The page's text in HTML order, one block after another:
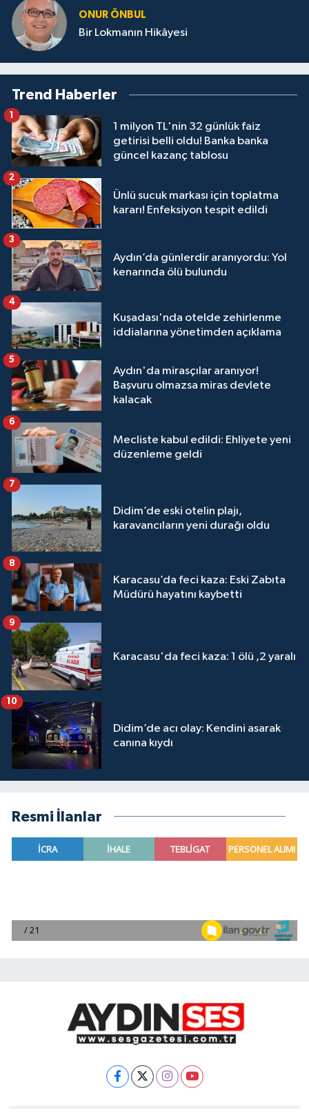
ONUR ÖNBUL
Bir Lokmanın Hikâyesi
Trend Haberler
1 milyon TL'nin 32 günlük faiz
getirisi belli oldu! Banka banka
güncel kazanç tablosu
1
Ünlü sucuk markası için toplatma
kararı! Enfeksiyon tespit edildi
2
Aydın’da günlerdir aranıyordu: Yol
kenarında ölü bulundu
3
Kuşadası'nda otelde zehirlenme
iddialarına yönetimden açıklama
4
Aydın'da mirasçılar aranıyor!
Başvuru olmazsa miras devlete
kalacak
5
Mecliste kabul edildi: Ehliyete yeni
düzenleme geldi
6
Didim’de eski otelin plajı,
karavancıların yeni durağı oldu
7
Karacasu’da feci kaza: Eski Zabıta
Müdürü hayatını kaybetti
8
Karacasu'da feci kaza: 1 ölü ,2 yaralı
9
Didim’de acı olay: Kendini asarak
canına kıydı
10
Resmi İlanlar